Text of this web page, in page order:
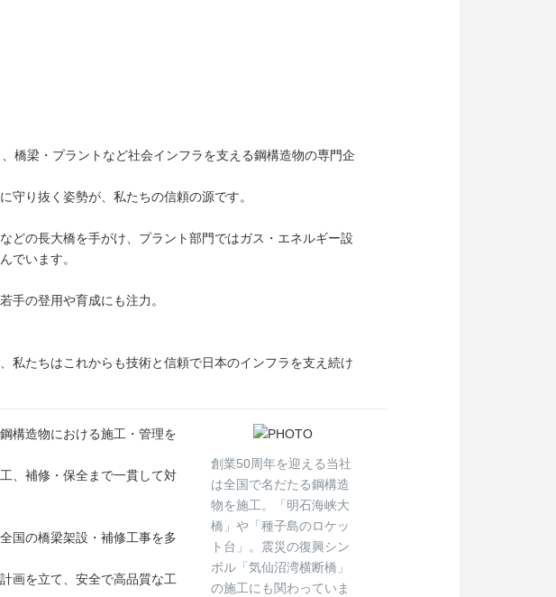
橋梁・プラントなど社会インフラを支える鋼構造物の専門企
り抜く姿勢が、私たちの信頼の源です。
どの長大橋を手がけ、プラント部門ではガス・エネルギー設
でいます。
手の登用や育成にも注力。
私たちはこれからも技術と信頼で日本のインフラを支え続け
構造物における施工・管理を
、補修・保全まで一貫して対
国の橋梁架設・補修工事を多
画を立て、安全で高品質な工
創業50周年を迎える当社
は全国で名だたる鋼構造
物を施工。「明石海峡大
橋」や「種子島のロケッ
ト台」。震災の復興シン
ボル「気仙沼湾横断橋」
の施工にも関わっていま